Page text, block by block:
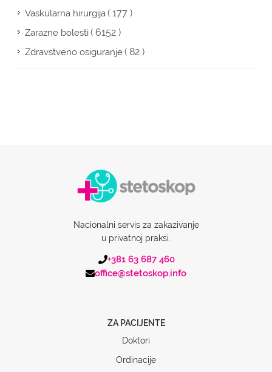
Vaskularna hirurgija( 177 )
Zarazne bolesti( 6152 )
Zdravstveno osiguranje( 82 )
Nacionalni servis za zakazivanje
u privatnoj praksi.
+381 63 687 460
office@stetoskop.info
ZA PACIJENTE
Doktori
Ordinacije